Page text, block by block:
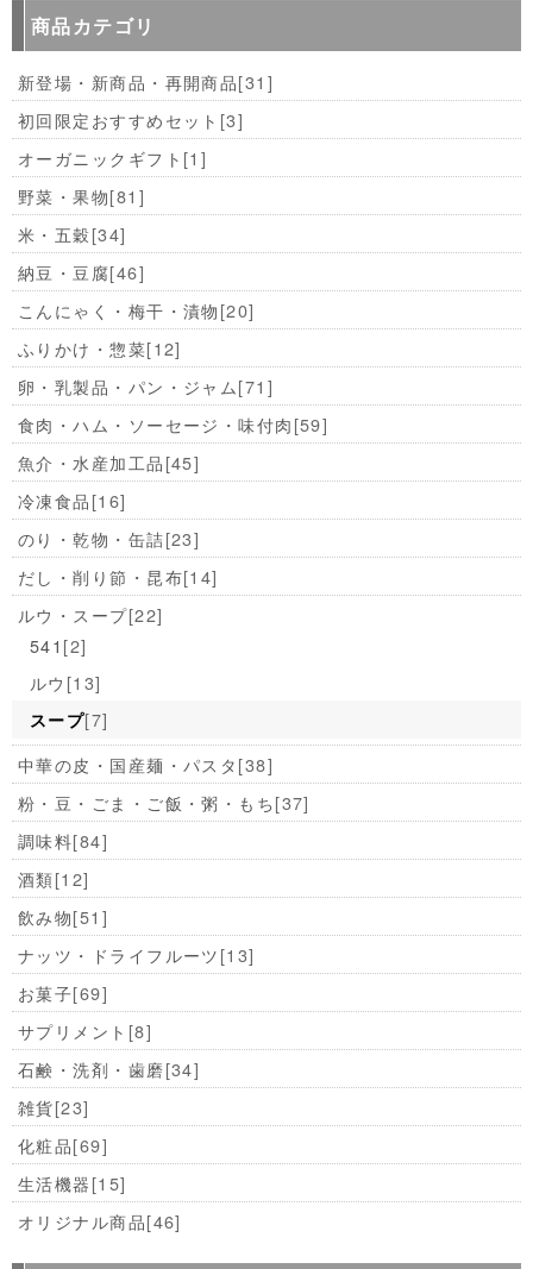
商品カテゴリ
新登場・新商品・再開商品[31]
初回限定おすすめセット [3]
オーガニックギフト [1]
野菜・果物[81]
米・五穀[34]
納豆・豆腐[46]
こんにゃく・梅干・漬物[20]
ふりかけ・惣菜[12]
卵・乳製品・パン・ジャム[71]
食肉・ハム・ソーセージ・味付肉[59]
魚介・水産加工品[45]
冷凍食品[16]
のり・乾物・缶詰[23]
だし・削り節・昆布[14]
ルウ・スープ[22]
541 [2]
ルウ [13]
スープ[7]
中華の皮・国産麺・パスタ[38]
粉・豆・ごま・ご飯・粥・もち[37]
調味料[84]
酒類[12]
飲み物[51]
ナッツ・ドライフルーツ[13]
お菓子[69]
サプリメント [8]
石鹸・洗剤・歯磨[34]
雑貨[23]
化粧品[69]
生活機器[15]
オリジナル商品[46]